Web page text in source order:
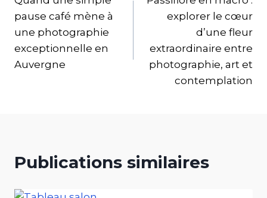
pause café mène à
une photographie
exceptionnelle en
Auvergne
explorer le cœur
d’une fleur
extraordinaire entre
photographie, art et
contemplation
Publications similaires